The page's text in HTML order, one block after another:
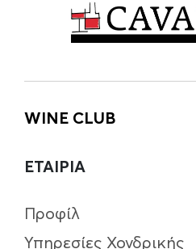
WINE CLUB
ΕΤΑΙΡΙΑ
Προφίλ
Υπηρεσίες Χονδρικής